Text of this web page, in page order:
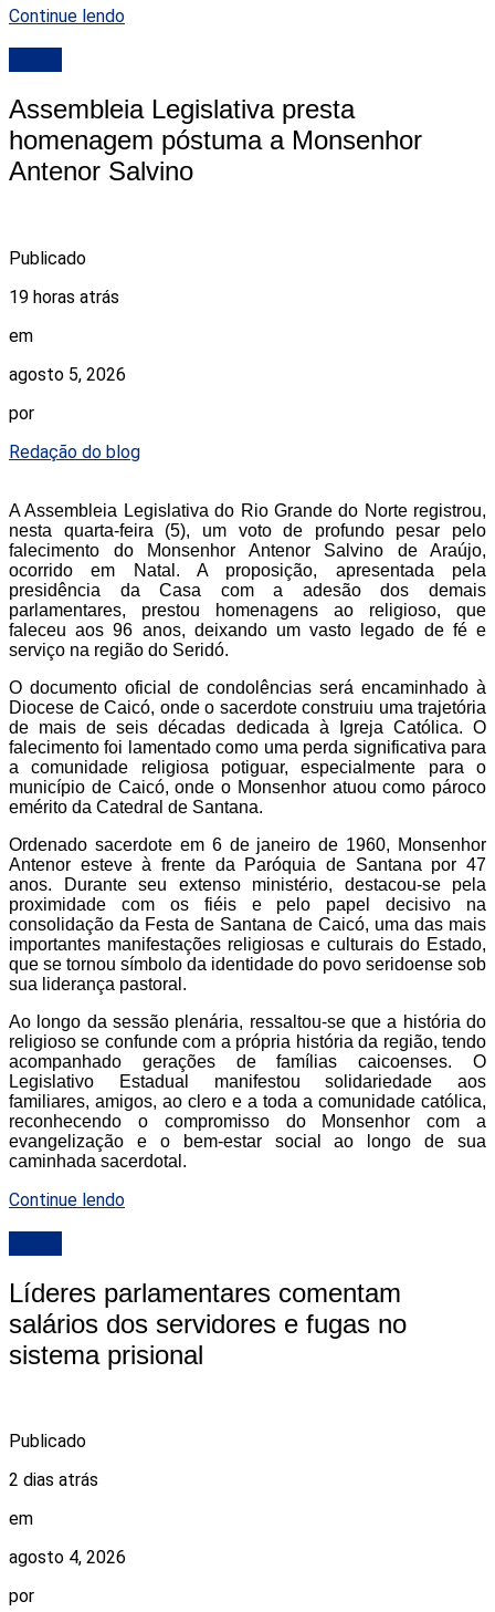
Continue lendo
Assembleia Legislativa presta
homenagem póstuma a Monsenhor
Antenor Salvino
Publicado
19 horas atrás
em
agosto 5, 2026
por
Redação do blog
A Assembleia Legislativa do Rio Grande do Norte registrou,
nesta quarta-feira (5), um voto de profundo pesar pelo
falecimento do Monsenhor Antenor Salvino de Araújo,
ocorrido em Natal. A proposição, apresentada pela
presidência da Casa com a adesão dos demais
parlamentares, prestou homenagens ao religioso, que
faleceu aos 96 anos, deixando um vasto legado de fé e
serviço na região do Seridó.
O documento oficial de condolências será encaminhado à
Diocese de Caicó, onde o sacerdote construiu uma trajetória
de mais de seis décadas dedicada à Igreja Católica. O
falecimento foi lamentado como uma perda significativa para
a comunidade religiosa potiguar, especialmente para o
município de Caicó, onde o Monsenhor atuou como pároco
emérito da Catedral de Santana.
Ordenado sacerdote em 6 de janeiro de 1960, Monsenhor
Antenor esteve à frente da Paróquia de Santana por 47
anos. Durante seu extenso ministério, destacou-se pela
proximidade com os fiéis e pelo papel decisivo na
consolidação da Festa de Santana de Caicó, uma das mais
importantes manifestações religiosas e culturais do Estado,
que se tornou símbolo da identidade do povo seridoense sob
sua liderança pastoral.
Ao longo da sessão plenária, ressaltou-se que a história do
religioso se confunde com a própria história da região, tendo
acompanhado gerações de famílias caicoenses. O
Legislativo Estadual manifestou solidariedade aos
familiares, amigos, ao clero e a toda a comunidade católica,
reconhecendo o compromisso do Monsenhor com a
evangelização e o bem-estar social ao longo de sua
caminhada sacerdotal.
Continue lendo
Líderes parlamentares comentam
salários dos servidores e fugas no
sistema prisional
Publicado
2 dias atrás
em
agosto 4, 2026
por